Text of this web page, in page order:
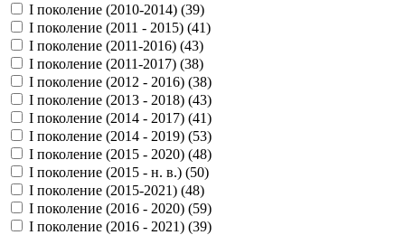
I поколение (2010-2014) (39)
I поколение (2011 - 2015) (41)
I поколение (2011-2016) (43)
I поколение (2011-2017) (38)
I поколение (2012 - 2016) (38)
I поколение (2013 - 2018) (43)
I поколение (2014 - 2017) (41)
I поколение (2014 - 2019) (53)
I поколение (2015 - 2020) (48)
I поколение (2015 - н. в.) (50)
I поколение (2015-2021) (48)
I поколение (2016 - 2020) (59)
I поколение (2016 - 2021) (39)